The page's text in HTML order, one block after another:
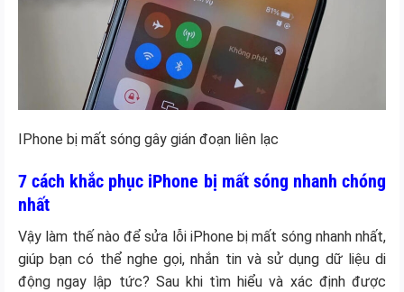
IPhone bị mất sóng gây gián đoạn liên lạc
7 cách khắc phục iPhone bị mất sóng nhanh chóng
nhất
Vậy làm thế nào để sửa lỗi iPhone bị mất sóng nhanh nhất,
giúp bạn có thể nghe gọi, nhắn tin và sử dụng dữ liệu di
động ngay lập tức? Sau khi tìm hiểu và xác định được